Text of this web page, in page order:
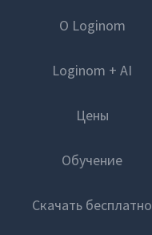
О Loginom
Loginom + AI
Цены
Обучение
Скачать бесплатно